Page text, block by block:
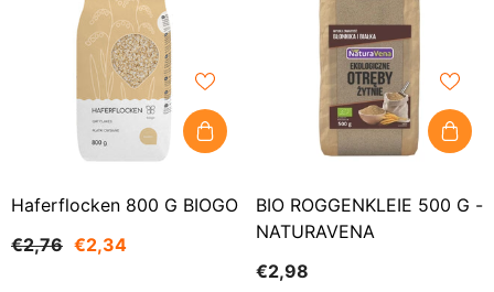
Haferflocken 800 G BIOGO
€2,76 €2,34
BIO ROGGENKLEIE 500 G -
NATURAVENA
€2,98